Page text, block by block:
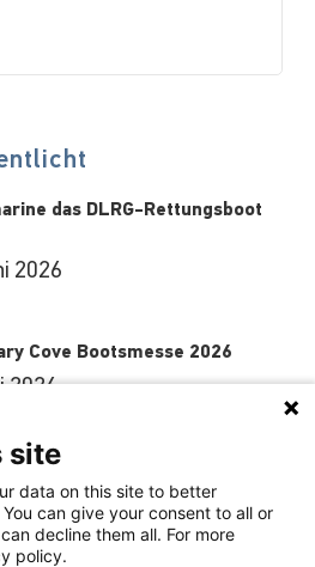
das DLRG-Rettungsboot
2026
Cove Bootsmesse 2026
2026
Bootsmesse 2026
site
data on this site to better
can give your consent to all or
decline them all. For more
policy.